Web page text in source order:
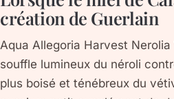
création de Guerlain
Aqua Allegoria Harvest
souffle lumineux du néroli
plus boisé et ténébreux du